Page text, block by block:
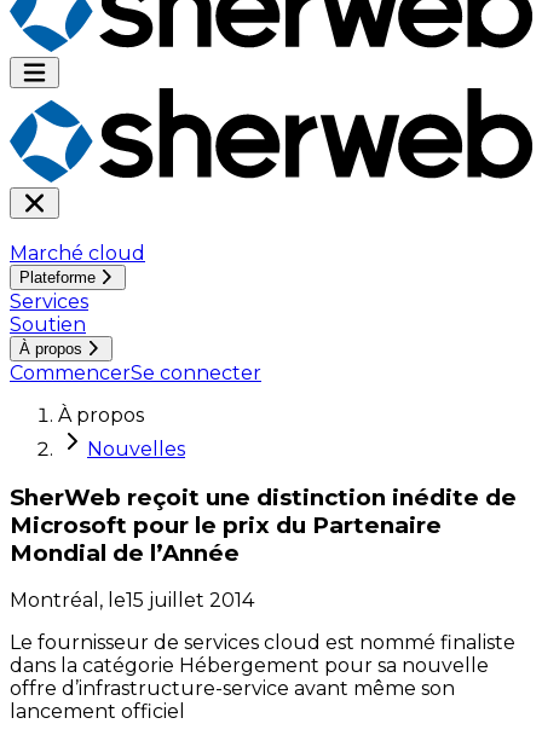
Marché cloud
Plateforme
Services
Soutien
À propos
CommencerSe connecter
À propos
Nouvelles
SherWeb reçoit une distinction inédite de
Microsoft pour le prix du Partenaire
Mondial de l’Année
Montréal, le15 juillet 2014
Le fournisseur de services cloud est nommé finaliste
dans la catégorie Hébergement pour sa nouvelle
offre d’infrastructure-service avant même son
lancement officiel